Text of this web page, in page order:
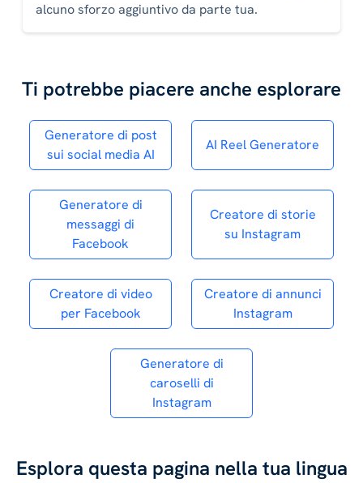
alcuno sforzo aggiuntivo da parte tua.
Ti potrebbe piacere anche esplorare
Generatore di post
sui social media AI
AI Reel Generatore
Generatore di
messaggi di
Facebook
Creatore di storie
su Instagram
Creatore di video
per Facebook
Creatore di annunci
Instagram
Generatore di
caroselli di
Instagram
Esplora questa pagina nella tua lingua